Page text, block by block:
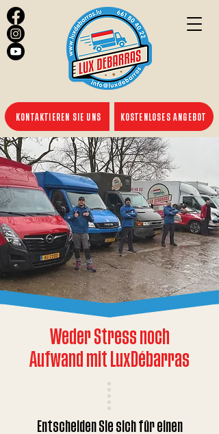
KONTAKTIEREN SIE UNS KOSTENLOSES ANGEBOT
Weder Stress noch
Aufwand mit LuxDébarras
Entscheiden Sie sich für einen